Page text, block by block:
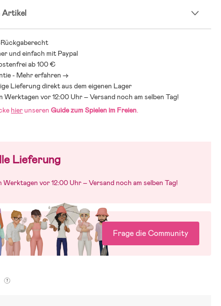
Artikel
und einfach mit Paypal
ab 100 €
- Mehr erfahren ->
Lieferung direkt aus dem eigenen Lager
Werktagen vor 12:00 Uhr – Versand noch am selben Tag!
hier unserenGuide zum Spielen im Freien.
Lieferung
Werktagen vor 12:00 Uhr – Versand noch am selben Tag!
Frage die Community